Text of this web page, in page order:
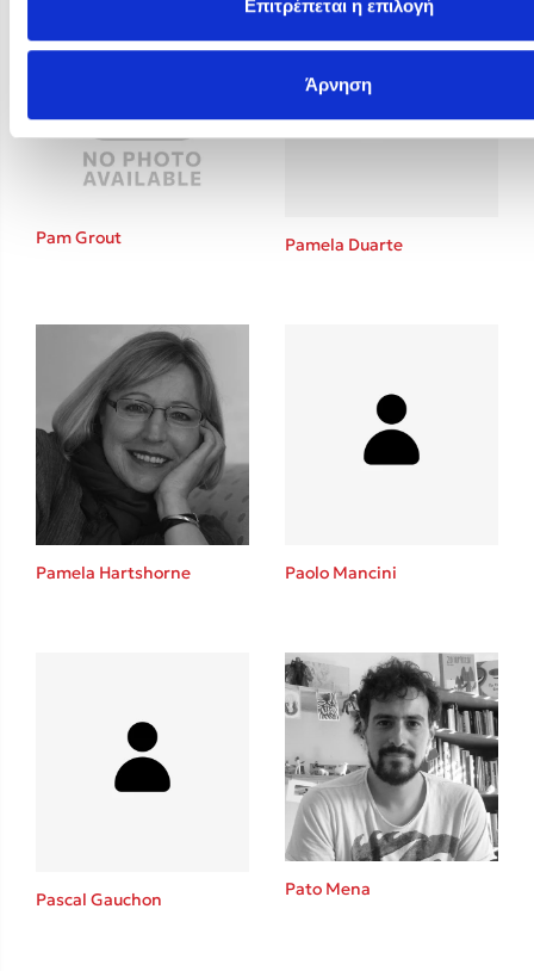
Επιτρέπεται η επιλογή
Άρνηση
Pam Grout Pamela Duarte
Pamela Hartshorne Paolo Mancini
Pascal Gauchon
Pato Mena